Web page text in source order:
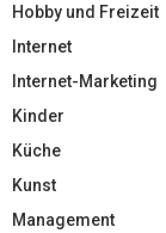
Hobby und Freizeit
Internet
Internet-Marketing
Kinder
Küche
Kunst
Management